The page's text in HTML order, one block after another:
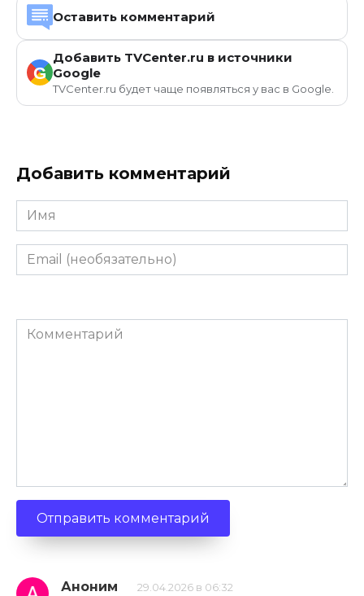
Оставить комментарий
G
Добавить TVCenter.ru в источники
Google
TVCenter.ru будет чаще появляться у вас в Google.
Добавить комментарий
Имя
Email
(необязательно)
Комментарий
Аноним 29.04.2026 в 06:32